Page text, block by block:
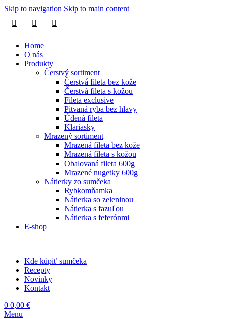
Skip to navigation Skip to main content
Home
O nás
Produkty
Čerstvý sortiment
Čerstvá fileta bez kože
Čerstvá fileta s kožou
Fileta exclusive
Pitvaná ryba bez hlavy
Údená fileta
Klariasky
Mrazený sortiment
Mrazená fileta bez kože
Mrazená fileta s kožou
Obalovaná fileta 600g
Mrazené nugetky 600g
Nátierky zo sumčeka
Rybkomňamka
Nátierka so zeleninou
Nátierka s fazuľou
Nátierka s feferónmi
E-shop
Kde kúpiť sumčeka
Recepty
Novinky
Kontakt
0 0,00 €
Menu